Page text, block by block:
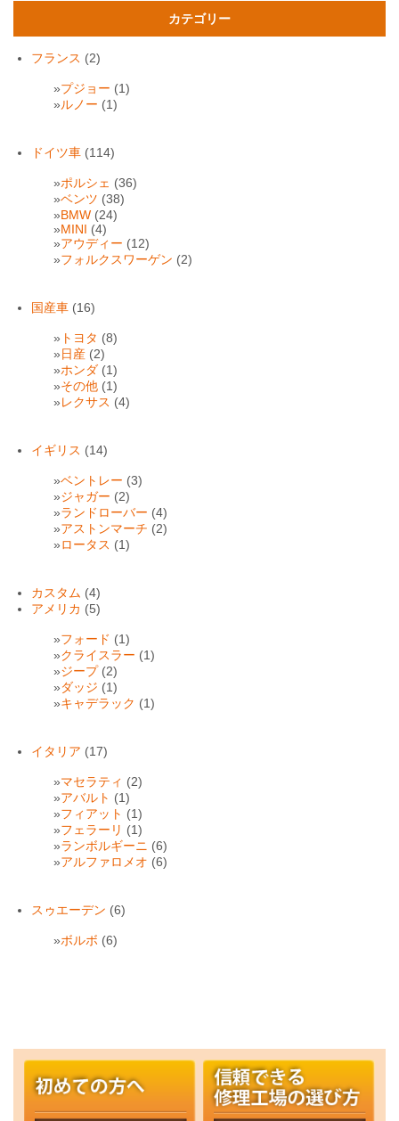
カテゴリー
フランス (2)
プジョー (1)
ルノー (1)
ドイツ車 (114)
ポルシェ (36)
ベンツ (38)
BMW (24)
MINI (4)
アウディー (12)
フォルクスワーゲン (2)
国産車 (16)
トヨタ (8)
日産 (2)
ホンダ (1)
その他 (1)
レクサス (4)
イギリス (14)
ベントレー (3)
ジャガー (2)
ランドローバー (4)
アストンマーチ (2)
ロータス (1)
カスタム (4)
アメリカ (5)
フォード (1)
クライスラー (1)
ジープ(2)
ダッジ (1)
キャデラック (1)
イタリア (17)
マセラティ (2)
アバルト (1)
フィアット (1)
フェラーリ (1)
ランボルギーニ (6)
アルファロメオ (6)
スゥエーデン (6)
ボルボ (6)